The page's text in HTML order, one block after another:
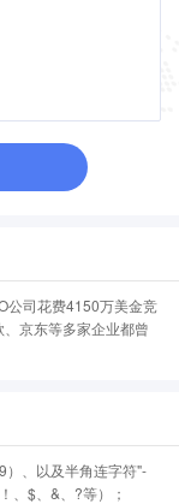
公司花费4150万美金竞
京东等多家企业都曾
）、以及半角连字符"-
、$、&、?等）；